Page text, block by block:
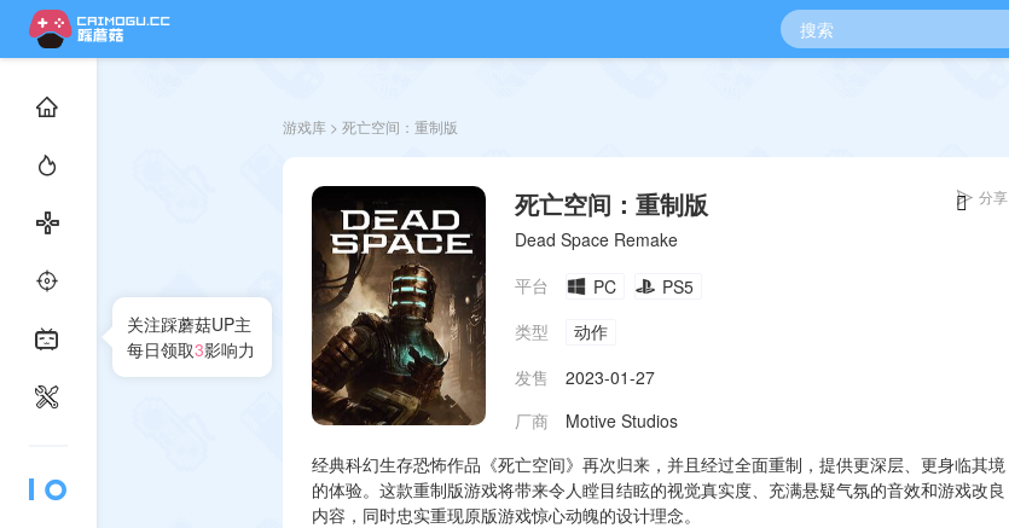
关注踩蘑菇UP主
每日领取3影响力
游戏库 > 死亡空间：重制版
死亡空间：重制版 分享
Dead Space Remake
平台
PC
PS5
类型
动作
发售
2023-01-27
厂商
Motive Studios
经典科幻生存恐怖作品《死亡空间》再次归来，并且经过全面重制，提供更深层、更身临其境
的体验。这款重制版游戏将带来令人瞠目结眩的视觉真实度、充满悬疑气氛的音效和游戏改良
内容，同时忠实重现原版游戏惊心动魄的设计理念。